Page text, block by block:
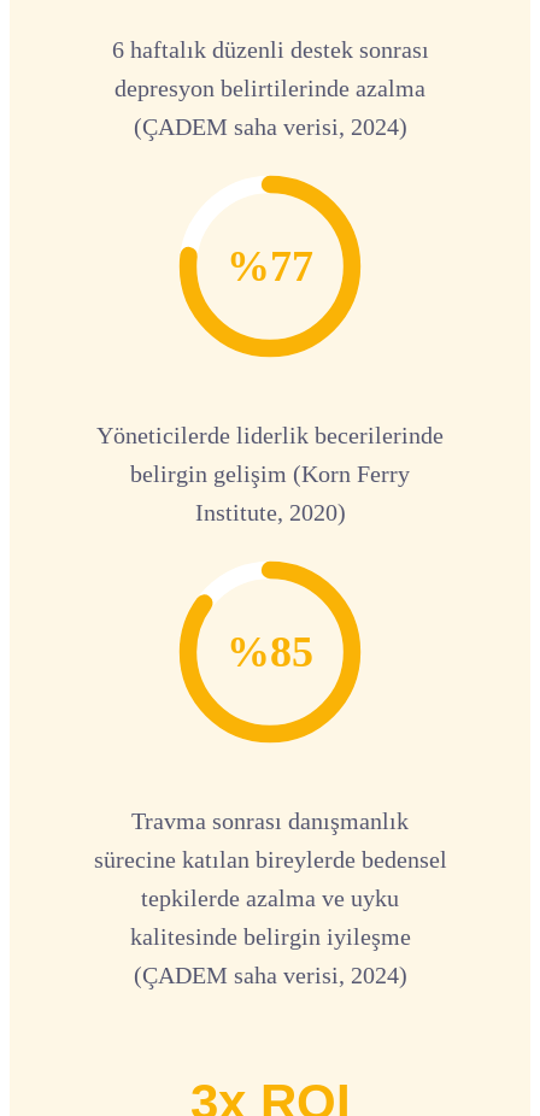
6 haftalık düzenli destek sonrası
depresyon belirtilerinde azalma
(ÇADEM saha verisi, 2024)
%77
Yöneticilerde liderlik becerilerinde
belirgin gelişim (Korn Ferry
Institute, 2020)
%85
Travma sonrası danışmanlık
sürecine katılan bireylerde bedensel
tepkilerde azalma ve uyku
kalitesinde belirgin iyileşme
(ÇADEM saha verisi, 2024)
3x ROI